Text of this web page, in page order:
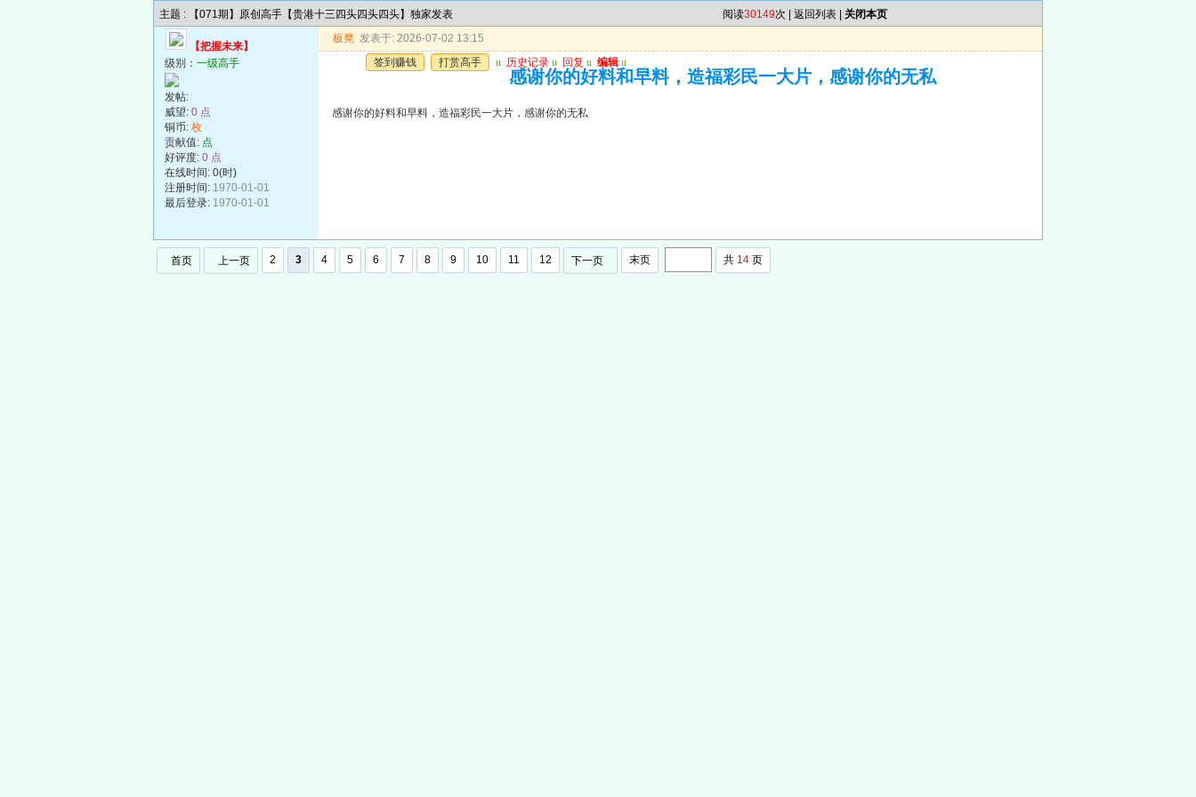
主题 : 【071期】原创高手【贵港十三四头四头四头】独家发表 阅读30149次 | 返回列表 关闭本页
【把握未来】
级别： 一级高手
发帖:
威望: 0 点
铜币: 枚
贡献值: 点
好评度: 0 点
在线时间: 0(时)
注册时间: 1970-01-01
最后登录: 1970-01-01
板凳 发表于: 2026-07-02 13:15
签到赚钱
打赏高手 u 历史记录 u 回复 u 编辑 u
感谢你的好料和早料，造福彩民一大片，感谢你的无私
感谢你的好料和早料，造福彩民一大片，感谢你的无私
首页 上一页 2 3 4 5 6 7 8 9 10 11 12 下一页 末页 共 14 页